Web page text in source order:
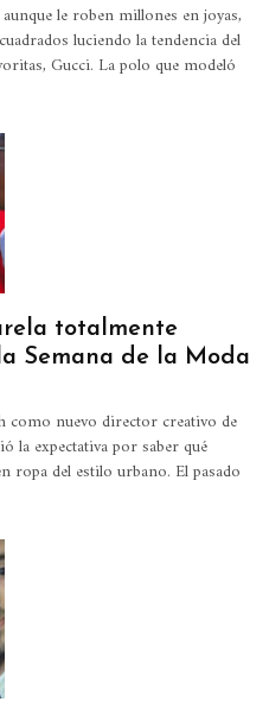
le roben millones en joyas,
luciendo la tendencia del
Gucci. La polo que modeló
totalmente
Semana de la Moda
como nuevo director creativo de
la expectativa por saber qué
ropa del estilo urbano. El pasado